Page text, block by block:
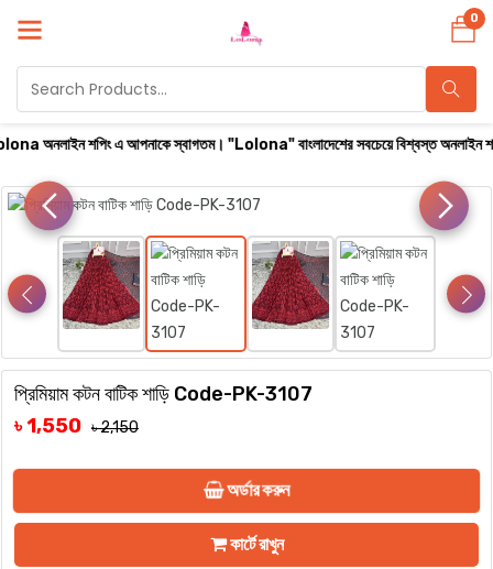
শপিং এ আপনাকে স্বাগতম। "Lolona" বাংলাদেশের সবচেয়ে বিশ্বস্ত অনলাইন শপ। সারা
0
প্রিমিয়াম কটন বাটিক শাড়ি Code-PK-3107
৳ 1,550 ৳ 2,150
অর্ডার করুন
কার্টে রাখুন